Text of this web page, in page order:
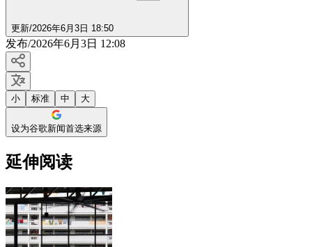
更新/2026年6月3日 18:50
发布/2026年6月3日 12:08
小 标准 中 大
设为谷歌新闻首选来源
延伸阅读